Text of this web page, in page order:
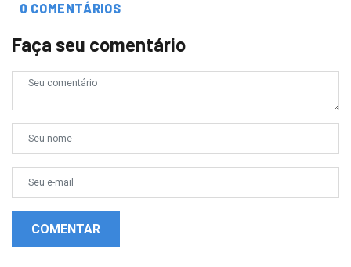
0 COMENTÁRIOS
Faça seu comentário
COMENTAR